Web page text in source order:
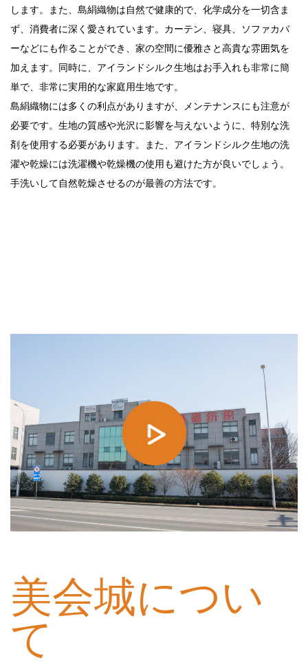
します。また、島絹織物は自然で健康的で、化学成分を一切含ま
ず、消費者に深く愛されています。カーテン、寝具、ソファカバ
ーなどにも作ることができ、家の空間に優雅さと高貴な雰囲気を
加えます。同時に、アイランドシルク生地はお手入れも非常に簡
単で、非常に実用的な家庭用生地です。
島絹織物には多くの利点がありますが、メンテナンスにも注意が
必要です。生地の質感や光沢に影響を与えないように、特別な洗
剤を使用する必要があります。また、アイランドシルク生地の洗
濯や乾燥には洗濯機や乾燥機の使用も避けた方が良いでしょう。
手洗いして自然乾燥させるのが最善の方法です。
美会城につい
て